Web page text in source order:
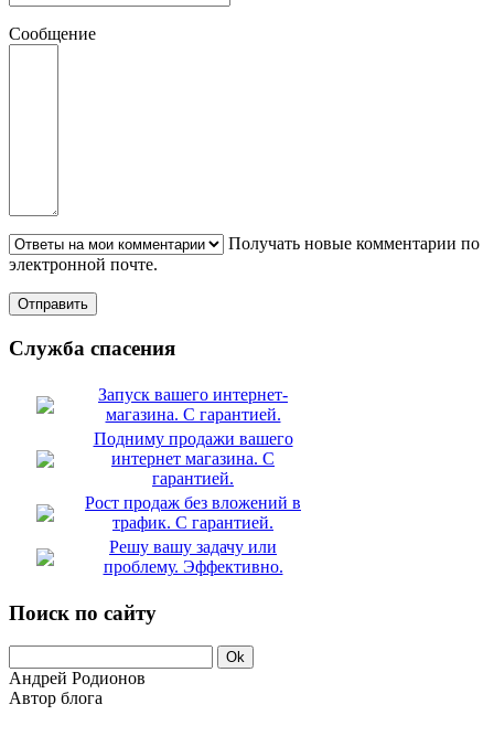
Сообщение
Получать новые комментарии по
электронной почте.
Служба спасения
Запуск вашего интернет-
магазина. С гарантией.
Подниму продажи вашего
интернет магазина. С
гарантией.
Рост продаж без вложений в
трафик. С гарантией.
Решу вашу задачу или
проблему. Эффективно.
Поиск по сайту
Андрей Родионов
Автор блога